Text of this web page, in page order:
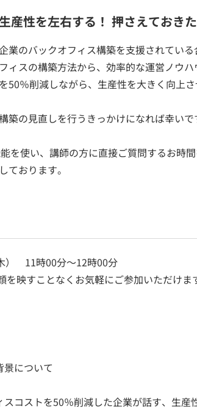
産性を左右する！ 押さえておき
業のバックオフィス構築を支援されてい
ィスの構築方法から、効率的な運営ノウ
50％削減しながら、生産性を大きく向上さ
築の見直しを行うきっかけになれば幸いで
を使い、講師の方に直接ご質問するお時
ております。
） 11時00分～12時00分
映すことなくお気軽にご参加いただけま
景について
コストを50％削減した企業が話す、生産